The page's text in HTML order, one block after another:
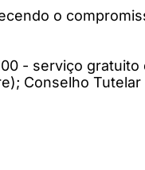
o
- serviço
Conselho